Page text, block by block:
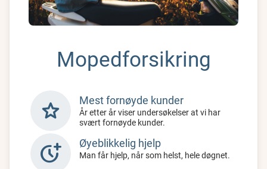
Mopedforsikring
star Mest fornøyde kunder
År etter år viser undersøkelser at vi har
svært fornøyde kunder.
more_time Øyeblikkelig hjelp
Man får hjelp, når som helst, hele døgnet.